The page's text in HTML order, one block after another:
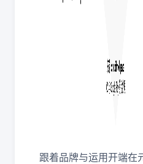
跟着品牌与运用开端在